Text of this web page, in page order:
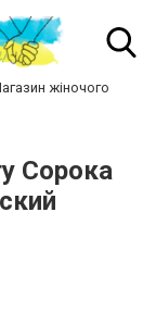
жіночого
Сорока